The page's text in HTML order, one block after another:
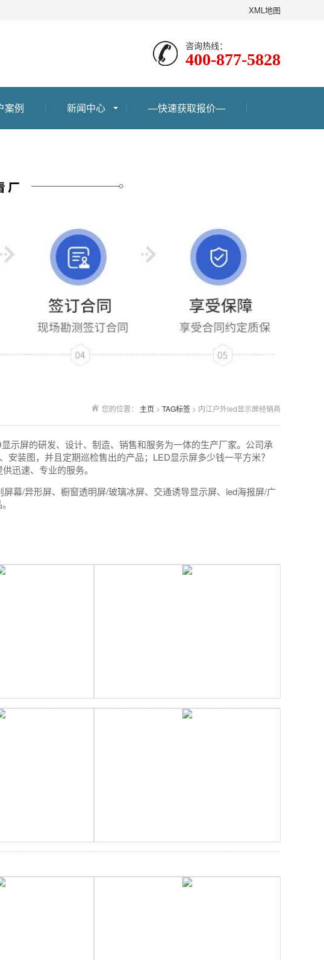
XML地图
咨询热线：
400-877-5828
案例 新闻中心 —快速获取报价—
您的位置： 主页 > TAG标签 > 内江户外led显示屏经销商
示屏的研发、设计、制造、销售和服务为一体的生产厂家。公司承
装图，并且定期巡检售出的产品；LED显示屏多少钱一平方米？
迅速、专业的服务。
幕/异形屏、橱窗透明屏/玻璃冰屏、交通诱导显示屏、led海报屏/广